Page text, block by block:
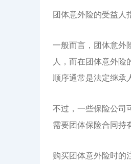
团体意外险的受益人
一般而言，团体意外
人，而在团体意外险
顺序通常是法定继承
不过，一些保险公司
需要团体保险合同持
购买团体意外险时的